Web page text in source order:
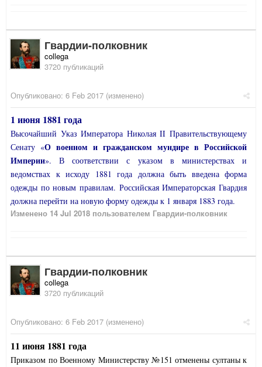
Гвардии-полковник
collega
3720 публикаций
Опубликовано: 6 Feb 2017 (изменено)
1 июня 1881 года
Высочайший Указ Императора Николая II Правительствующему
Сенату «О военном и гражданском мундире в Российской
Империи». В соответствии с указом в министерствах и
ведомствах к исходу 1881 года должна быть введена форма
одежды по новым правилам. Российская Императорская Гвардия
должна перейти на новую форму одежды к 1 января 1883 года.
Изменено 14 Jul 2018 пользователем Гвардии-полковник
Гвардии-полковник
collega
3720 публикаций
Опубликовано: 6 Feb 2017 (изменено)
11 июня 1881 года
Приказом по Военному Министерству №151 отменены султаны к